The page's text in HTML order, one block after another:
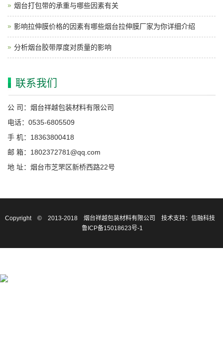
烟台打包带的承重与哪些因素有关
影响拉伸膜价格的因素有哪些烟台拉伸膜厂家为你详细介绍
分析烟台胶带厚度对质量的影响
联系我们
公 司：烟台祥越包装材料有限公司
电话：0535-6805509
手 机：18363800418
邮 箱：1802372781@qq.com
地 址：烟台市芝罘区新桥西路22号
Copyright © 2013-2018 烟台祥越包装材料有限公司
技术支持：信融科技
鲁ICP备15018623号-1